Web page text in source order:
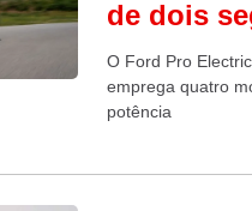
de dois
O Ford Pro
emprega quatro
potência